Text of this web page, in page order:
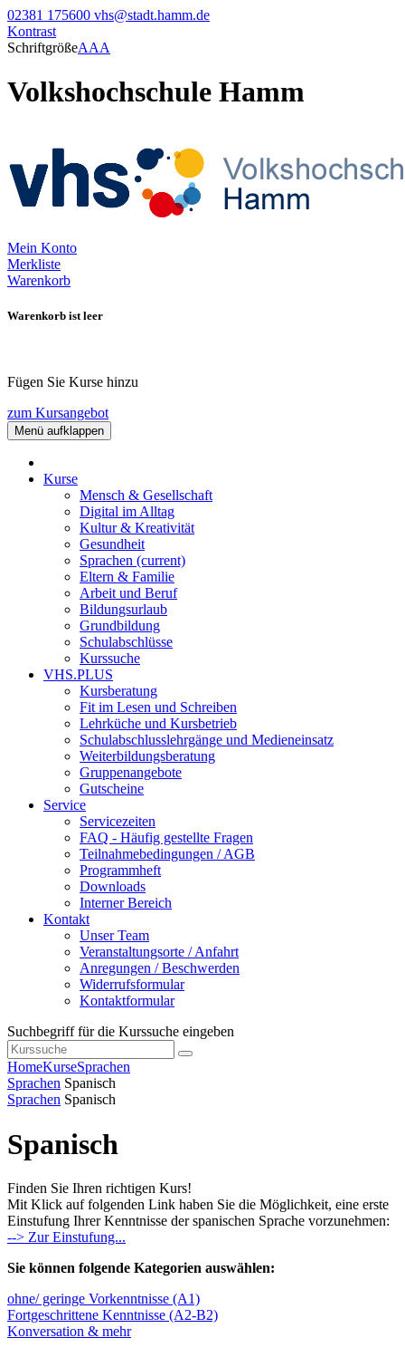
02381 175600 vhs@stadt.hamm.de
Kontrast
SchriftgrößeAAA
Volkshochschule Hamm
Mein Konto
Merkliste
Warenkorb
Warenkorb ist leer
Fügen Sie Kurse hinzu
zum Kursangebot
Menü aufklappen
Kurse
Mensch & Gesellschaft
Digital im Alltag
Kultur & Kreativität
Gesundheit
Sprachen (current)
Eltern & Familie
Arbeit und Beruf
Bildungsurlaub
Grundbildung
Schulabschlüsse
Kurssuche
VHS.PLUS
Kursberatung
Fit im Lesen und Schreiben
Lehrküche und Kursbetrieb
Schulabschlusslehrgänge und Medieneinsatz
Weiterbildungsberatung
Gruppenangebote
Gutscheine
Service
Servicezeiten
FAQ - Häufig gestellte Fragen
Teilnahmebedingungen / AGB
Programmheft
Downloads
Interner Bereich
Kontakt
Unser Team
Veranstaltungsorte / Anfahrt
Anregungen / Beschwerden
Widerrufsformular
Kontaktformular
Suchbegriff für die Kurssuche eingeben
HomeKurseSprachen
Sprachen Spanisch
Sprachen Spanisch
Spanisch
Finden Sie Ihren richtigen Kurs!
Mit Klick auf folgenden Link haben Sie die Möglichkeit, eine erste
Einstufung Ihrer Kenntnisse der spanischen Sprache vorzunehmen:
--> Zur Einstufung...
Sie können folgende Kategorien auswählen:
ohne/ geringe Vorkenntnisse (A1)
Fortgeschrittene Kenntnisse (A2-B2)
Konversation & mehr